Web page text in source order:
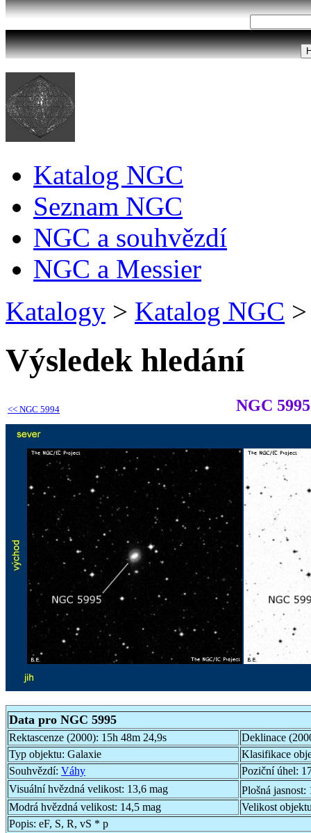
Katalog NGC
Seznam NGC
NGC a souhvězdí
NGC a Messier
Katalogy > Katalog NGC >
Výsledek hledání
<< NGC 5994 NGC 5995
Data pro NGC 5995
Rektascenze (2000): 15h 48m 24,9s
Deklinace
Typ objektu: Galaxie
Klasifikace
Souhvězdí: Váhy Poziční úhel:
Visuální hvězdná velikost: 13,6 mag Plošná jasnost:
Modrá hvězdná velikost: 14,5 mag
Velikost
Popis: eF, S, R, vS * p